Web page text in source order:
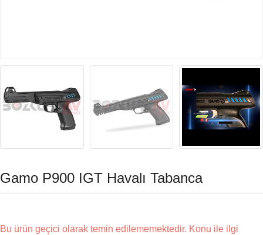
Gamo P900 IGT Havalı Tabanca
Bu ürün geçici olarak temin edilememektedir. Konu ile ilgi